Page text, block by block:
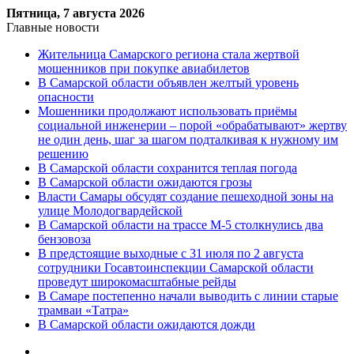
Пятница, 7 августа 2026
Главные новости
Жительница Самарского региона стала жертвой
мошенников при покупке авиабилетов
В Самарской области объявлен желтый уровень
опасности
Мошенники продолжают использовать приёмы
социальной инженерии – порой «обрабатывают» жертву
не один день, шаг за шагом подталкивая к нужному им
решению
В Самарской области сохранится теплая погода
В Самарской области ожидаются грозы
Власти Самары обсудят создание пешеходной зоны на
улице Молодогвардейской
В Самарской области на трассе М-5 столкнулись два
бензовоза
В предстоящие выходные с 31 июля по 2 августа
сотрудники Госавтоинспекции Самарской области
проведут широкомасштабные рейды
В Самаре постепенно начали выводить с линии старые
трамваи «Татра»
В Самарской области ожидаются дожди